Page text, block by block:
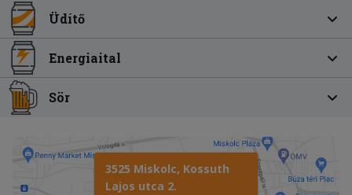
Üdítő
Energiaital
Sör
3525 Miskolc, Kossuth
Lajos utca 2.